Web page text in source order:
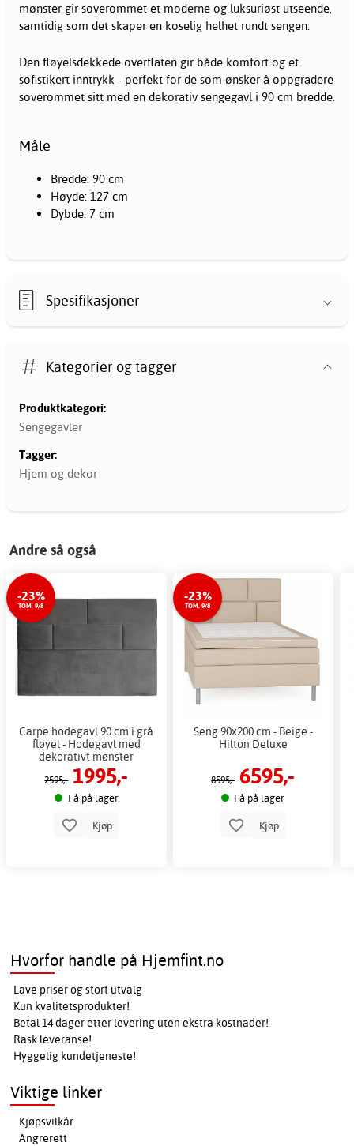
mønster gir soverommet et moderne og luksuriøst utseende,
samtidig som det skaper en koselig helhet rundt sengen.
Den fløyelsdekkede overflaten gir både komfort og et
sofistikert inntrykk - perfekt for de som ønsker å oppgradere
soverommet sitt med en dekorativ sengegavl i 90 cm bredde.
Måle
Bredde: 90 cm
Høyde: 127 cm
Dybde: 7 cm
Spesifikasjoner
Kategorier og tagger
Produktkategori:
Sengegavler
Tagger:
Hjem og dekor
Andre så også
-23%
TOM. 9/8
Carpe hodegavl 90 cm i grå
fløyel - Hodegavl med
dekorativt mønster
2595,- 1995,-
Få på lager
Kjøp
-23%
TOM. 9/8
Seng 90x200 cm - Beige -
Hilton Deluxe
8595,- 6595,-
Få på lager
Kjøp
Hvorfor handle på Hjemfint.no
Lave priser og stort utvalg
Kun kvalitetsprodukter!
Betal 14 dager etter levering uten ekstra kostnader!
Rask leveranse!
Hyggelig kundetjeneste!
Viktige linker
Kjøpsvilkår
Angrerett